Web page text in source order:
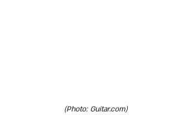
(Photo: Guitar.com)